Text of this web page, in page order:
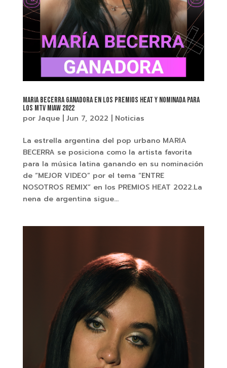
MARIA BECERRA GANADORA EN LOS PREMIOS HEAT Y NOMINADA PARA
LOS MTV MIAW 2022
por Jaque| Jun 7, 2022 Noticias
La estrella argentina del pop urbano MARIA
BECERRA se posiciona como la artista favorita
para la música latina ganando en su nominación
de “MEJOR VIDEO” por el tema “ENTRE
NOSOTROS REMIX” en los PREMIOS HEAT 2022.La
nena de argentina sigue...